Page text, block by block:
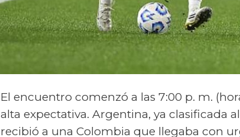
El encuentro comenzó a las 7:00 p. m.
alta expectativa. Argentina, ya clasificada
recibió a una Colombia que llegaba con